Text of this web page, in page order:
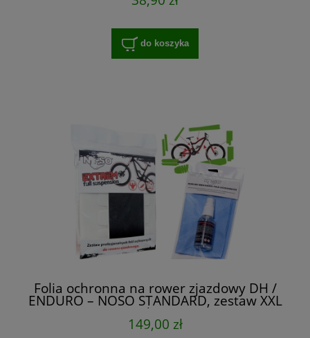
do koszyka
Folia ochronna na rower zjazdowy DH /
ENDURO – NOSO STANDARD, zestaw XXL
na cały rower
149,00 zł